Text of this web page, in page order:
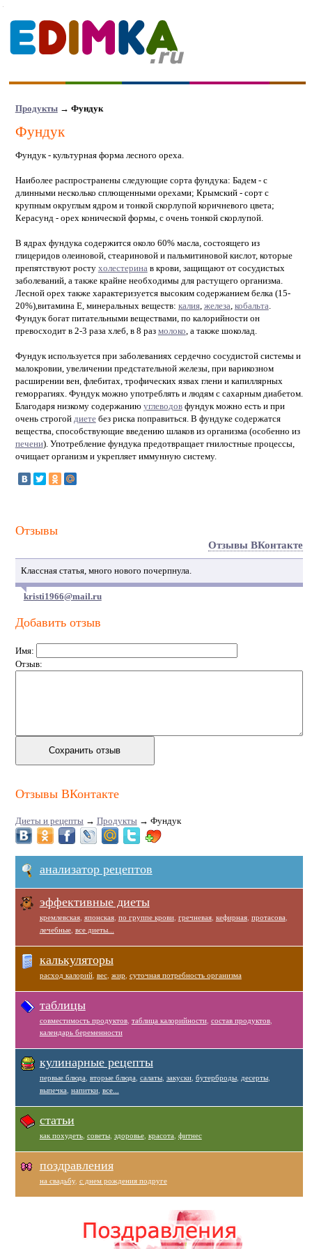
Продукты→ Фундук
Фундук
Фундук - культурная форма лесного ореха.
Наиболее распространены следующие сорта фундука: Бадем - с
длинными несколько сплющенными орехами; Крымский - сорт с
крупным округлым ядром и тонкой скорлупой коричневого цвета;
Керасунд - орех конической формы, с очень тонкой скорлупой.
В ядрах фундука содержится около 60% масла, состоящего из
глицеридов олеиновой, стеариновой и пальмитиновой кислот, которые
препятствуют росту холестерина в крови, защищают от сосудистых
заболеваний, а также крайне необходимы для растущего организма.
Лесной орех также характеризуется высоким содержанием белка (15-
20%),витамина Е, минеральных веществ: калия, железа кобальта
Фундук богат питательными веществами, по калорийности он
превосходит в 2-3 раза хлеб, в 8 раз молоко , а также шоколад.
Фундук используется при заболеваниях сердечно сосудистой системы и
малокровии, увеличении предстательной железы, при варикозном
расширении вен, флебитах, трофических язвах глени и капиллярных
геморрагиях. Фундук можно употреблять и людям с сахарным диабетом.
Благодаря низкому содержанию углеводовфундук можно есть и при
очень строгой диетебез риска поправиться. В фундуке содержатся
вещества, способствующие введению шлаков из организма (особенно из
печени). Употребление фундука предотвращает гнилостные процессы,
очищает организм и укрепляет иммунную систему.
Отзывы
Отзывы ВКонтакте
Классная статья, много нового почерпнула.
kristi1966@mail.ru
Добавить отзыв
Имя:
Отзыв:
Отзывы ВКонтакте
Диеты и рецепты→ Продукты→ Фундук
анализатор рецептов
эффективные диеты
кремлевская, японская, по группе крови, гречневая, кефирная, протасова
лечебные, все диеты...
калькуляторы
расход калорий, вес, жир суточная потребность организма
таблицы
совместимость продуктов, таблица калорийности, состав продуктов,
календарь беременности
кулинарные рецепты
первые блюда вторые блюда салаты, закуски, бутерброды, десерты,
выпечка напитки, все...
статьи
как похудеть, советы, здоровье, красота фитнес
поздравления
на свадьбу, с днем рождения подруге